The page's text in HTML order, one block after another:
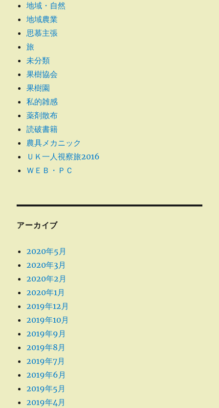
地域・自然
地域農業
思慕主張
旅
未分類
果樹協会
果樹園
私的雑感
薬剤散布
読破書籍
農具メカニック
ＵＫ一人視察旅2016
ＷＥＢ・ＰＣ
アーカイブ
2020年5月
2020年3月
2020年2月
2020年1月
2019年12月
2019年10月
2019年9月
2019年8月
2019年7月
2019年6月
2019年5月
2019年4月